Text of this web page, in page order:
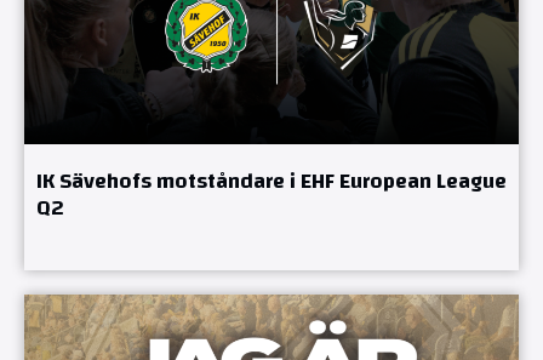
IK Sävehofs motståndare i EHF European League
Q2